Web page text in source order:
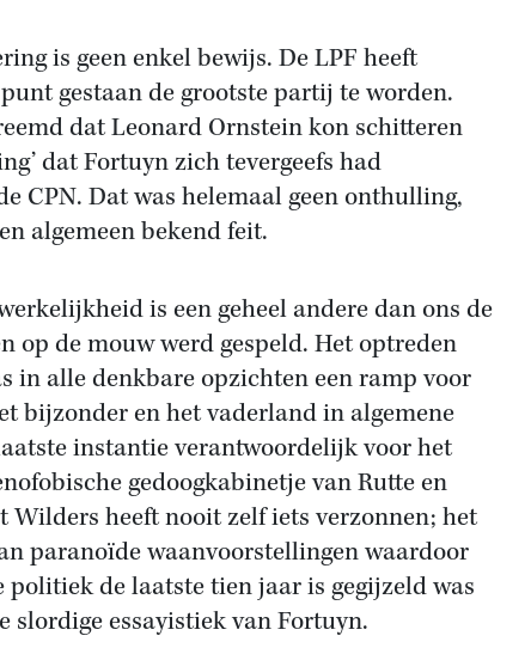
is geen enkel bewijs. De LPF heeft
gestaan de grootste partij te worden.
dat Leonard Ornstein kon schitteren
dat Fortuyn zich tevergeefs had
CPN. Dat was helemaal geen onthulling,
algemeen bekend feit.
is een geheel andere dan ons de
op de mouw werd gespeld. Het optreden
in alle denkbare opzichten een ramp voor
bijzonder en het vaderland in algemene
instantie verantwoordelijk voor het
gedoogkabinetje van Rutte en
Wilders heeft nooit zelf iets verzonnen; het
paranoïde waanvoorstellingen waardoor
politiek de laatste tien jaar is gegijzeld was
slordige essayistiek van Fortuyn.